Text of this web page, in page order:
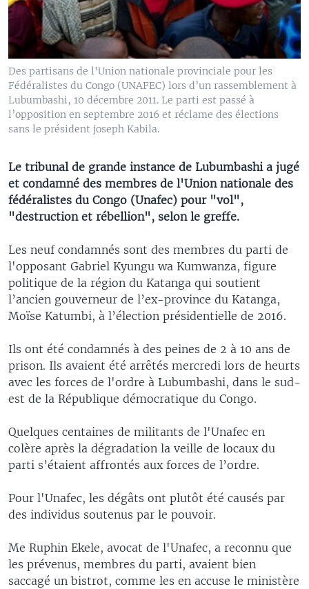
Des partisans de l'Union nationale provinciale pour les
Fédéralistes du Congo (UNAFEC) lors d’un rassemblement à
Lubumbashi, 10 décembre 2011. Le parti est passé à
l’opposition en septembre 2016 et réclame des élections
sans le président joseph Kabila.
Le tribunal de grande instance de Lubumbashi a jugé
et condamné des membres de l'Union nationale des
fédéralistes du Congo (Unafec) pour "vol",
"destruction et rébellion", selon le greffe.
Les neuf condamnés sont des membres du parti de
l'opposant Gabriel Kyungu wa Kumwanza, figure
politique de la région du Katanga qui soutient
l’ancien gouverneur de l’ex-province du Katanga,
Moïse Katumbi, à l’élection présidentielle de 2016.
Ils ont été condamnés à des peines de 2 à 10 ans de
prison. Ils avaient été arrêtés mercredi lors de heurts
avec les forces de l'ordre à Lubumbashi, dans le sud-
est de la République démocratique du Congo.
Quelques centaines de militants de l'Unafec en
colère après la dégradation la veille de locaux du
parti s’étaient affrontés aux forces de l’ordre.
Pour l'Unafec, les dégâts ont plutôt été causés par
des individus soutenus par le pouvoir.
Me Ruphin Ekele, avocat de l'Unafec, a reconnu que
les prévenus, membres du parti, avaient bien
saccagé un bistrot, comme les en accuse le ministère